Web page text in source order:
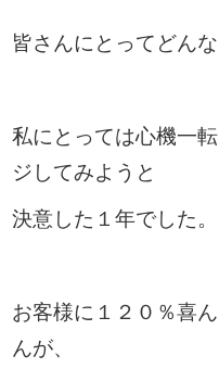
皆さんにとってどん
私にとっては心機一
ジしてみようと
決意した１年でした。
お客様に１２０％喜
んが、